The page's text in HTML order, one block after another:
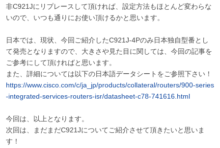
非C921Jにリプレースして頂ければ、設定方法もほとんど変わらな
いので、いつも通りにお使い頂けるかと思います。
日本では、現状、今回ご紹介したC921J-4Pのみ日本独自型番とし
て発売となりますので、大きさや見た目に関しては、今回の記事を
ご参考にして頂ければと思います。
また、詳細については以下の日本語データシートをご参照下さい！
https://www.cisco.com/c/ja_jp/products/collateral/routers/900-series
-integrated-services-routers-isr/datasheet-c78-741616.html
今回は、以上となります。
次回は、まだまだC921Jについてご紹介させて頂きたいと思いま
す！